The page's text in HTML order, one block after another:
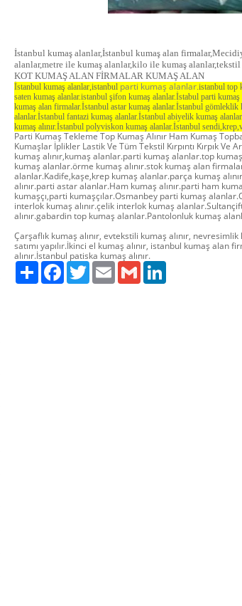
İstanbul kumaş alanlar,İstanbul kumaş alan
alanlar,metre ile kumaş alanlar,kilo ile kumaş
KOT KUMAŞ ALAN FİRMALAR KUMAŞ ALAN
İstanbul kumaş alanlar,istanbul parti kumaş alanlar.istanbul top
saten kumaş alanlar.istanbul şifon kumaş alanlar.İstabul parti kumaş
kumaş alan firmalar.İstanbul astar kumaş alanlar.İstanbul
alanlar.İstanbul fantazi kumaş alanlar.İstanbul abiyelik kumaş
kumaş alınır.İstanbul polyviskon kumaş alanlar.İstanbul
Parti Kumaş Tekleme Top Kumaş Alınır Ham Kumaş
Kumaşlar İplikler Lastik Ve Tüm Tekstil Kırpıntı Kırpık Ve
kumaş alınır,kumaş alanlar.parti kumaş alanlar.top
kumaş alanlar.örme kumaş alınır.stok kumaş alan
alanlar.Kadife,kaşe,krep kumaş alanlar.parça kumaş
alınır.parti astar alanlar.Ham kumaş alınır.parti ham
kumaşçı,parti kumaşçılar.Osmanbey parti kumaş
interlok kumaş alınır.çelik interlok kumaş
alınır.gabardin top kumaş alanlar.Pantolonluk kumaş
Çarşaflık kumaş alınır, evtekstili kumaş alınır,
satımı yapılır.İkinci el kumaş alınır, istanbul kumaş alan
alınır.İstanbul patiska kumaş alınır.
Paylaş FacebookTwitter Email Gmail